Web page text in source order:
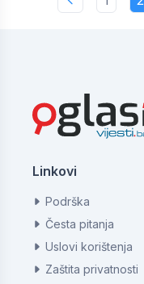
Linkovi
Podrška
Česta pitanja
Uslovi korištenja
Zaštita privatnosti